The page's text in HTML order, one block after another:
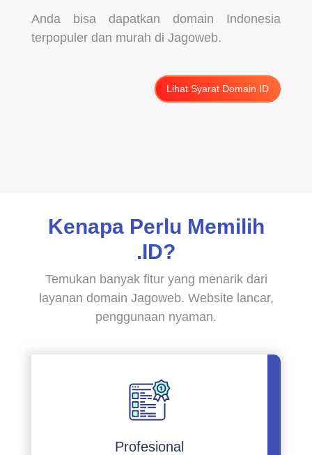
Anda bisa dapatkan domain Indonesia
terpopuler dan murah di Jagoweb.
Lihat Syarat Domain ID
Kenapa Perlu Memilih
.ID?
Temukan banyak fitur yang menarik dari
layanan domain Jagoweb. Website lancar,
penggunaan nyaman.
Profesional